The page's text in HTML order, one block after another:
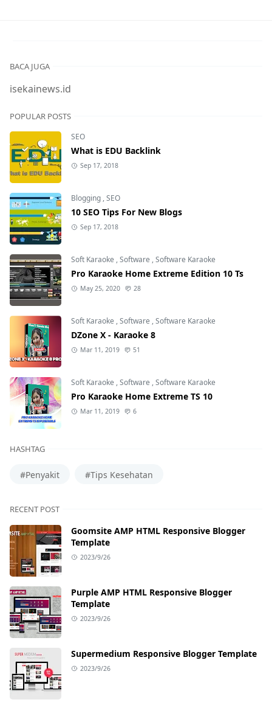
BACA JUGA
isekainews.id
POPULAR POSTS
SEO
What is EDU Backlink
Sep 17, 2018
Blogging ,SEO
10 SEO Tips For New Blogs
Sep 17, 2018
Soft Karaoke ,Software ,Software Karaoke
Pro Karaoke Home Extreme Edition 10 Ts
May 25, 2020 28
Soft Karaoke ,Software ,Software Karaoke
DZone X - Karaoke 8
Mar 11, 2019 51
Soft Karaoke ,Software ,Software Karaoke
Pro Karaoke Home Extreme TS 10
Mar 11, 2019 6
HASHTAG
#Penyakit #Tips Kesehatan
RECENT POST
Goomsite AMP HTML Responsive Blogger
Template
2023/9/26
Purple AMP HTML Responsive Blogger
Template
2023/9/26
Supermedium Responsive Blogger Template
2023/9/26